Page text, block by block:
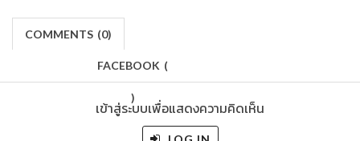
COMMENTS (0)
FACEBOOK (
)
เข้าสู่ระบบเพื่อแสดงความคิดเห็น